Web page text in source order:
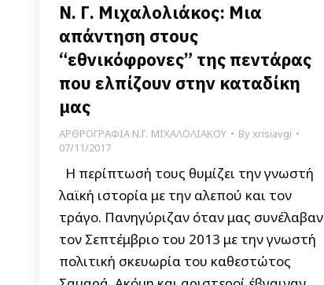
Ν. Γ. Μιχαλολιάκος: Μια
απάντηση στους
“εθνικόφρονες” της πεντάρας
που ελπίζουν στην καταδίκη
μας
ΑΡΘΡΟΓΡΑΦΙΑ Ν.Γ. ΜΙΧΑΛΟΛΙΑΚΟΥ Byxrisiavgi
07/11/2017
Η περίπτωσή τους θυμίζει την γνωστή
λαϊκή ιστορία με την αλεπού και τον
τράγο. Πανηγύριζαν όταν μας συνέλαβαν
τον Σεπτέμβριο του 2013 με την γνωστή
πολιτική σκευωρία του καθεστώτος